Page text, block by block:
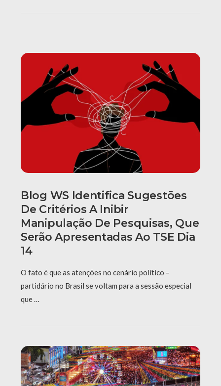
Blog WS Identifica Sugestões
De Critérios A Inibir
Manipulação De Pesquisas, Que
Serão Apresentadas Ao TSE Dia
14
O fato é que as atenções no cenário político –
partidário no Brasil se voltam para a sessão especial
que …